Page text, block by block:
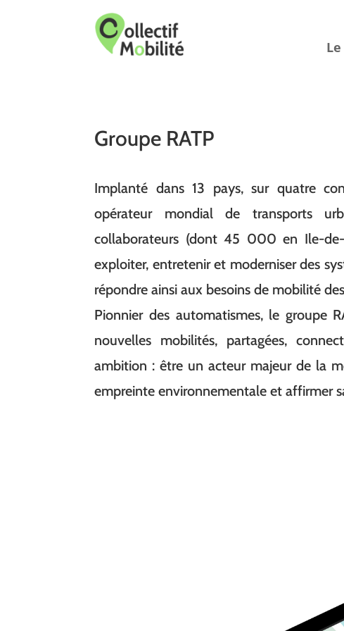
Groupe RATP
Implanté dans 13 pays, sur quatre
opérateur mondial de transports
collaborateurs (dont 45 000 en Ile-de-
exploiter, entretenir et moderniser des
répondre ainsi aux besoins de mobilité
Pionnier des automatismes, le groupe
nouvelles mobilités, partagées,
ambition : être un acteur majeur de la
empreinte environnementale et affirmer